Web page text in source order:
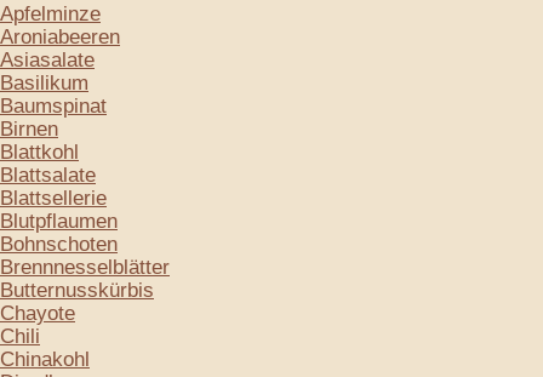
Apfelminze
Aroniabeeren
Asiasalate
Basilikum
Baumspinat
Birnen
Blattkohl
Blattsalate
Blattsellerie
Blutpflaumen
Bohnschoten
Brennnesselblätter
Butternusskürbis
Chayote
Chili
Chinakohl